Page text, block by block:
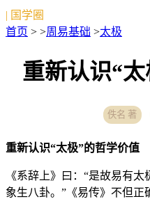
| 国学圈
首页 > >周易基础 >太极
重新认识“
佚名 著
重新认识“太极”的哲学价值
《系辞上》曰：“是故易有
象生八卦。”《易传》不但正